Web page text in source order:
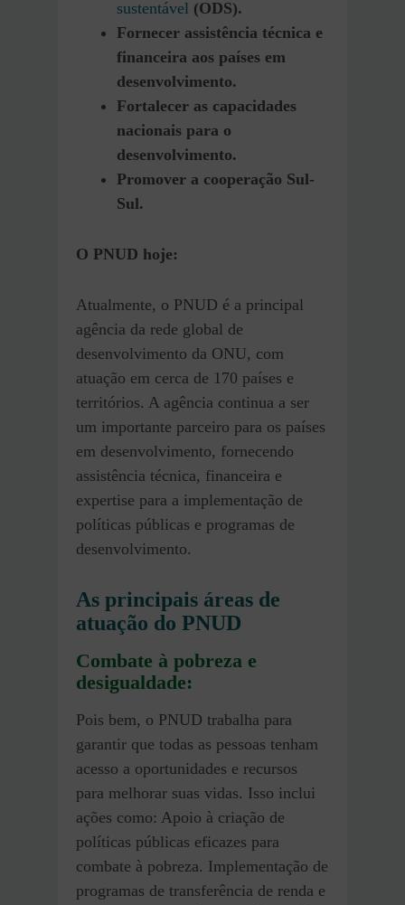
sustentável (ODS).
Fornecer assistência técnica e
financeira aos países em
desenvolvimento.
Fortalecer as capacidades
nacionais para o
desenvolvimento.
Promover a cooperação Sul-
Sul.
O PNUD hoje:
Atualmente, o PNUD é a principal
agência da rede global de
desenvolvimento da ONU, com
atuação em cerca de 170 países e
territórios. A agência continua a ser
um importante parceiro para os países
em desenvolvimento, fornecendo
assistência técnica, financeira e
expertise para a implementação de
políticas públicas e programas de
desenvolvimento.
As principais áreas de
atuação do PNUD
Combate à pobreza e
desigualdade:
Pois bem, o PNUD trabalha para
garantir que todas as pessoas tenham
acesso a oportunidades e recursos
para melhorar suas vidas. Isso inclui
ações como: Apoio à criação de
políticas públicas eficazes para
combate à pobreza. Implementação de
programas de transferência de renda e